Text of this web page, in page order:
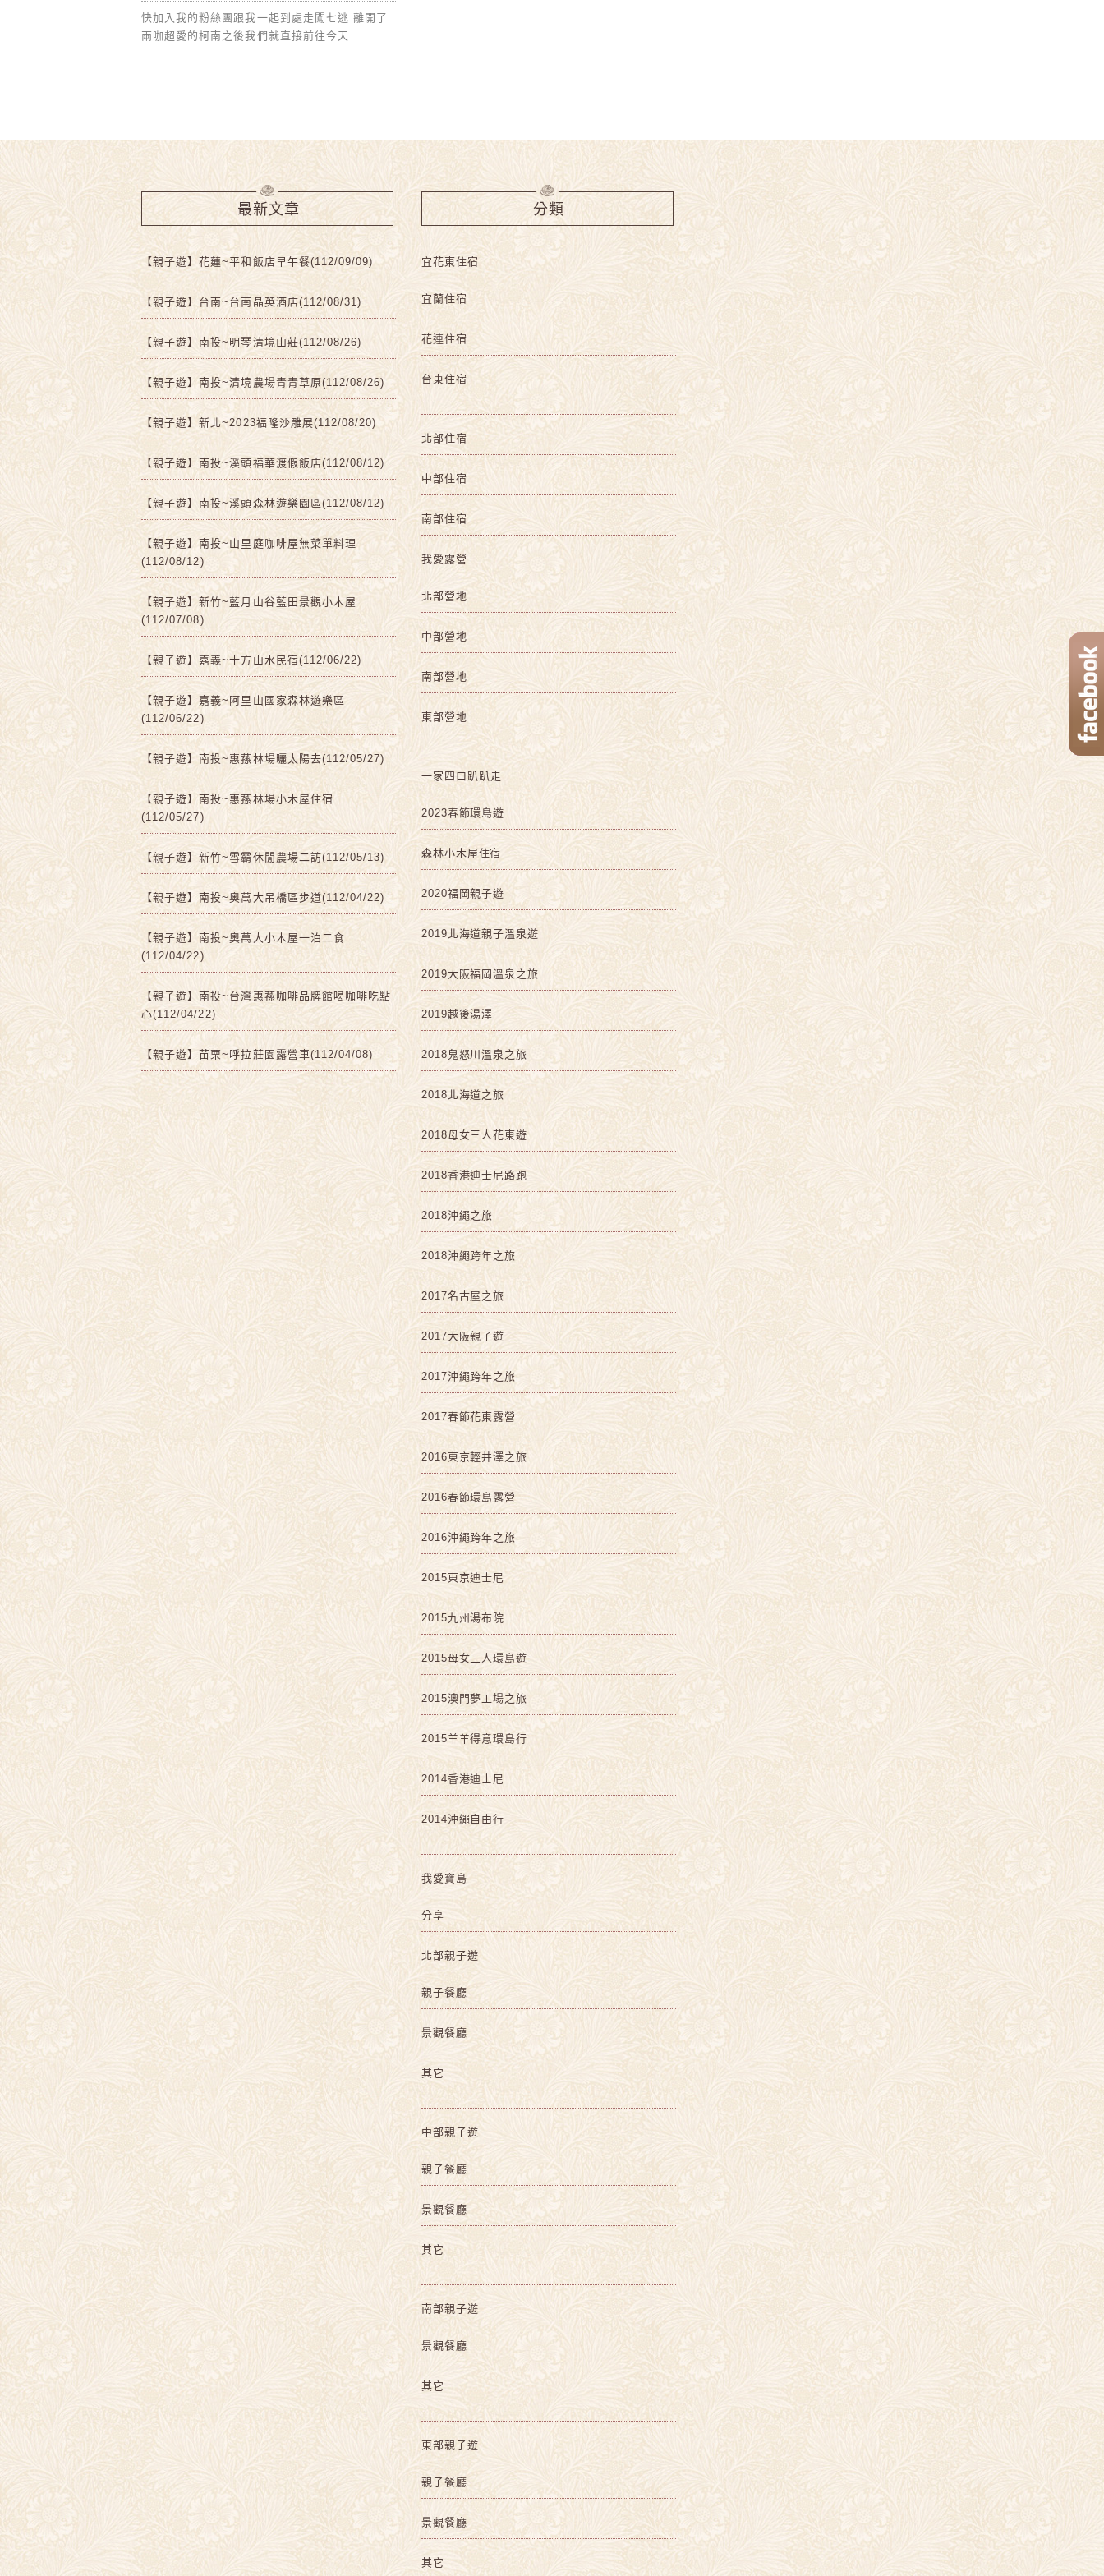
快加入我的粉絲團跟我一起到處走闖七逃 離開了
兩咖超愛的柯南之後我們就直接前往今天...
最新文章
【親子遊】花蓮~平和飯店早午餐(112/09/09)
【親子遊】台南~台南晶英酒店(112/08/31)
【親子遊】南投~明琴清境山莊(112/08/26)
【親子遊】南投~清境農場青青草原(112/08/26)
【親子遊】新北~2023福隆沙雕展(112/08/20)
【親子遊】南投~溪頭福華渡假飯店(112/08/12)
【親子遊】南投~溪頭森林遊樂園區(112/08/12)
【親子遊】南投~山里庭咖啡屋無菜單料理
(112/08/12)
【親子遊】新竹~藍月山谷藍田景觀小木屋
(112/07/08)
【親子遊】嘉義~十方山水民宿(112/06/22)
【親子遊】嘉義~阿里山國家森林遊樂區
(112/06/22)
【親子遊】南投~惠蓀林場曬太陽去(112/05/27)
【親子遊】南投~惠蓀林場小木屋住宿
(112/05/27)
【親子遊】新竹~雪霸休閒農場二訪(112/05/13)
【親子遊】南投~奧萬大吊橋區步道(112/04/22)
【親子遊】南投~奧萬大小木屋一泊二食
(112/04/22)
【親子遊】南投~台灣惠蓀咖啡品牌館喝咖啡吃點
心(112/04/22)
【親子遊】苗栗~呼拉莊園露營車(112/04/08)
分類
宜花東住宿
宜蘭住宿
花連住宿
台東住宿
北部住宿
中部住宿
南部住宿
我愛露營
北部營地
中部營地
南部營地
東部營地
一家四口趴趴走
2023春節環島遊
森林小木屋住宿
2020福岡親子遊
2019北海道親子溫泉遊
2019大阪福岡溫泉之旅
2019越後湯澤
2018鬼怒川溫泉之旅
2018北海道之旅
2018母女三人花東遊
2018香港迪士尼路跑
2018沖繩之旅
2018沖繩跨年之旅
2017名古屋之旅
2017大阪親子遊
2017沖繩跨年之旅
2017春節花東露營
2016東京輕井澤之旅
2016春節環島露營
2016沖繩跨年之旅
2015東京迪士尼
2015九州湯布院
2015母女三人環島遊
2015澳門夢工場之旅
2015羊羊得意環島行
2014香港迪士尼
2014沖繩自由行
我愛寶島
分享
北部親子遊
親子餐廳
景觀餐廳
其它
中部親子遊
親子餐廳
景觀餐廳
其它
南部親子遊
景觀餐廳
其它
東部親子遊
親子餐廳
景觀餐廳
其它